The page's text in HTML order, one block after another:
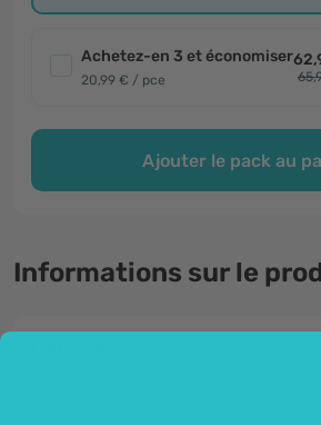
Achetez-en 3 et économiser
20,99 € / pce
Ajouter le pack au
Informations sur le